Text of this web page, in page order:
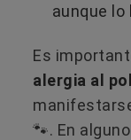
aunque lo
Es
alergia al
🐾. En